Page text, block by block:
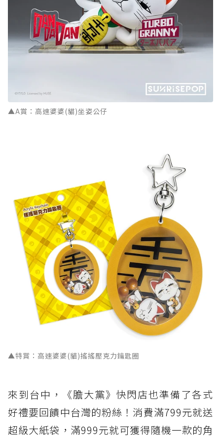
▲A賞：高速婆婆(貓)坐姿公仔
▲特賞：高速婆婆(貓)搖搖壓克力鑰匙圈
來到台中，《膽大黨》快閃店也準備了各式
好禮要回饋中台灣的粉絲！消費滿799元就送
超級大紙袋，滿999元就可獲得隨機一款的角